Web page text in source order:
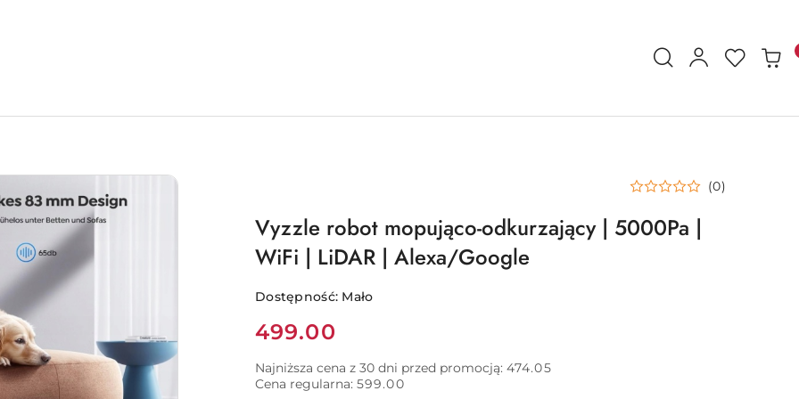
(0)
Vyzzle robot mopująco-odkurzający | 5000Pa |
WiFi | LiDAR | Alexa/Google
Dostępność: Mało
Cena:
499.00
Najniższa cena z 30 dni przed promocją: 474.05
Cena regularna: 599.00